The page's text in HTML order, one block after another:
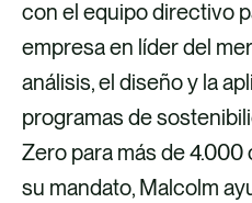
con el equipo directivo
empresa en líder del
análisis, el diseño y la
programas de
Zero para más de
su mandato, Malcolm